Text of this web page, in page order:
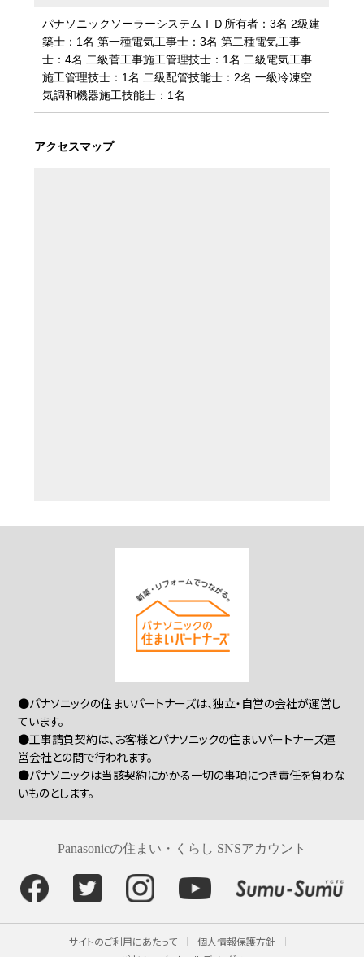
パナソニックソーラーシステムＩＤ所有者：3名 2級建
築士：1名 第一種電気工事士：3名 第二種電気工事
士：4名 二級菅工事施工管理技士：1名 二級電気工事
施工管理技士：1名 二級配管技能士：2名 一級冷凍空
気調和機器施工技能士：1名
アクセスマップ
●パナソニックの住まいパートナーズは、独立・自営の会社が運営し
ています。
●工事請負契約は、お客様とパナソニックの住まいパートナーズ運
営会社との間で行われます。
●パナソニックは当該契約にかかる一切の事項につき責任を負わな
いものとします。
Panasonicの住まい・くらし SNSアカウント
サイトのご利用にあたって
個人情報保護方針